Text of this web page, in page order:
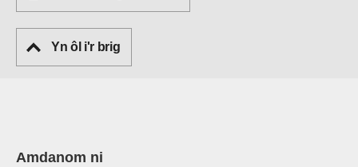
Yn ôl i'r brig
Amdanom ni